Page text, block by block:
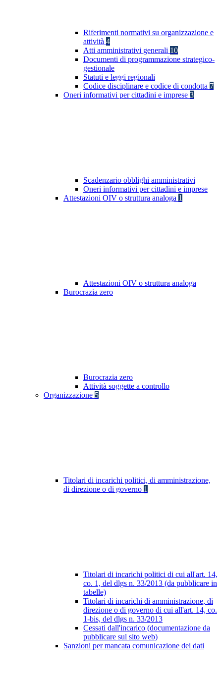
Riferimenti normativi su organizzazione e
attività 4
Atti amministrativi generali 10
Documenti di programmazione strategico-
gestionale
Statuti e leggi regionali
Codice disciplinare e codice di condotta 7
Oneri informativi per cittadini e imprese 3
Scadenzario obblighi amministrativi
Oneri informativi per cittadini e imprese
Attestazioni OIV o struttura analoga 1
Attestazioni OIV o struttura analoga
Burocrazia zero
Burocrazia zero
Attività soggette a controllo
Organizzazione 5
Titolari di incarichi politici, di amministrazione,
di direzione o di governo 1
Titolari di incarichi politici di cui all'art. 14,
co. 1, del dlgs n. 33/2013 (da pubblicare in
tabelle)
Titolari di incarichi di amministrazione, di
direzione o di governo di cui all'art. 14, co.
1-bis, del dlgs n. 33/2013
Cessati dall'incarico (documentazione da
pubblicare sul sito web)
Sanzioni per mancata comunicazione dei dati